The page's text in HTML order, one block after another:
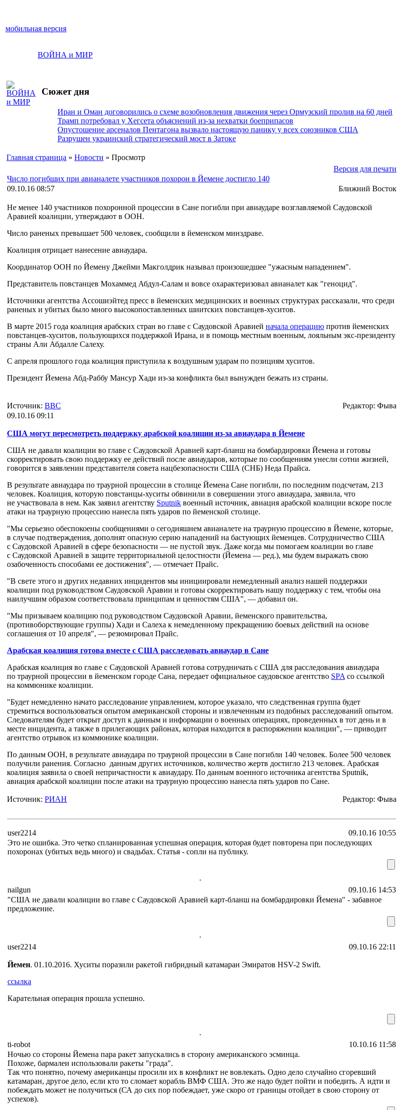
мобильная версия
ВОЙНА и МИР
Сюжет дня
Иран и Оман договорились о схеме возобновления движения через Ормузский пролив на 60 дней
Трамп потребовал у Хегсета объяснений из-за нехватки боеприпасов
Опустошение арсеналов Пентагона вызвало настоящую панику у всех союзников США
Разрушен украинский стратегический мост в Затоке
Главная страница » Новости » Просмотр
Версия для печати
Число погибших при авианалете участников похорон в Йемене достигло 140
09.10.16 08:57
Ближний Восток
Не менее 140 участников похоронной процессии в Сане погибли при авиаударе возглавляемой Саудовской
Аравией коалиции, утверждают в ООН.
Число раненых превышает 500 человек, сообщили в йеменском минздраве.
Коалиция отрицает нанесение авиаудара.
Координатор ООН по Йемену Джейми Макголдрик называл произошедшее "ужасным нападением".
Представитель повстанцев Мохаммед Абдул-Салам и вовсе охарактеризовал авианалет как "геноцид".
Источники агентства Ассошиэйтед пресс в йеменских медицинских и военных структурах рассказали, что среди
раненых и убитых было много высокопоставленных шиитских повстанцев-хуситов.
В марте 2015 года коалиция арабских стран во главе с Саудовской Аравией начала операцию против йеменских
повстанцев-хуситов, пользующихся поддержкой Ирана, и в помощь местным военным, лояльным экс-президенту
страны Али Абдалле Салеху.
С апреля прошлого года коалиция приступила к воздушным ударам по позициям хуситов.
Президент Йемена Абд-Раббу Мансур Хади из-за конфликта был вынужден бежать из страны.
Источник: BBC
Редактор: Фыва
09.10.16 09:11
США могут пересмотреть поддержку арабской коалиции из-за авиаудара в Йемене
США не давали коалиции во главе с Саудовской Аравией карт-бланш на бомбардировки Йемена и готовы
скорректировать свою поддержку ее действий после авиаударов, которые по сообщениям унесли сотни жизней,
говорится в заявлении представителя совета нацбезопасности США (СНБ) Неда Прайса.
В результате авиаудара по траурной процессии в столице Йемена Сане погибли, по последним подсчетам, 213
человек. Коалиция, которую повстанцы-хуситы обвинили в совершении этого авиаудара, заявила, что
не участвовала в нем. Как заявил агентству Sputnik военный источник, авиация арабской коалиции вскоре после
атаки на траурную процессию нанесла пять ударов по йеменской столице.
"Мы серьезно обеспокоены сообщениями о сегодняшнем авианалете на траурную процессию в Йемене, которые,
в случае подтверждения, дополнят опасную серию нападений на бастующих йеменцев. Сотрудничество США
с Саудовской Аравией в сфере безопасности — не пустой звук. Даже когда мы помогаем коалиции во главе
с Саудовской Аравией в защите территориальной целостности (Йемена — ред.), мы будем выражать свою
озабоченность способами ее достижения", — отмечает Прайс.
"В свете этого и других недавних инцидентов мы инициировали немедленный анализ нашей поддержки
коалиции под руководством Саудовской Аравии и готовы скорректировать нашу поддержку с тем, чтобы она
наилучшим образом соответствовала принципам и ценностям США", — добавил он.
"Мы призываем коалицию под руководством Саудовской Аравии, йеменского правительства,
(противоборствующие группы) Хади и Салеха к немедленному прекращению боевых действий на основе
соглашения от 10 апреля", — резюмировал Прайс.
Арабская коалиция готова вместе с США расследовать авиаудар в Сане
Арабская коалиция во главе с Саудовской Аравией готова сотрудничать с США для расследования авиаудара
по траурной процессии в йеменском городе Сана, передает официальное саудовское агентство SPA со ссылкой
на коммюнике коалиции.
"Будет немедленно начато расследование управлением, которое указало, что следственная группа будет
стремиться воспользоваться опытом американской стороны и извлеченным из подобных расследований опытом.
Следователям будет открыт доступ к данным и информации о военных операциях, проведенных в тот день и в
месте инцидента, а также в прилегающих районах, которая находится в распоряжении коалиции", — приводит
агентство отрывок из коммюнике коалиции.
По данным ООН, в результате авиаудара по траурной процессии в Сане погибли 140 человек. Более 500 человек
получили ранения. Согласно данным других источников, количество жертв достигло 213 человек. Арабская
коалиция заявила о своей непричастности к авиаудару. По данным военного источника агентства Sputnik,
авиация арабской коалиции после атаки на траурную процессию нанесла пять ударов по Сане.
Источник: РИАН Редактор: Фыва
user2214
09.10.16 10:55
Это не ошибка. Это четко спланированная успешная операция, которая будет повторена при последующих
похоронах (убитых ведь много) и свадьбах. Статья - сопли на публику.
.
nailgun
09.10.16 14:53
"США не давали коалиции во главе с Саудовской Аравией карт-бланш на бомбардировки Йемена" - забавное
предложение.
.
user2214
09.10.16 22:11
Йемен. 01.10.2016. Хуситы поразили ракетой гибридный катамаран Эмиратов HSV-2 Swift.
ссылка
Карательная операция прошла успешно.
.
ti-robot
10.10.16 11:58
Ночью со стороны Йемена пара ракет запускались в сторону американского эсминца.
Похоже, бармалеи использовали ракеты "града".
Так что понятно, почему американцы просили их в конфликт не вовлекать. Одно дело случайно сгоревший
катамаран, другое дело, если кто то сломает корабль ВМФ США. Это же надо будет пойти и победить. А идти и
побеждать может не получиться (СА до сих пор побеждает, уже скоро от границы отойдет в свою сторону от
успехов).